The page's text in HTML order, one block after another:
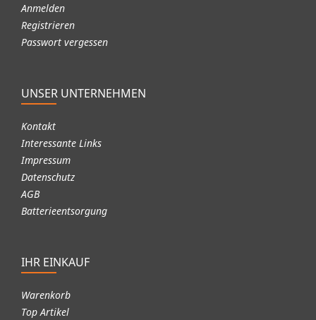
Anmelden
Registrieren
Passwort vergessen
UNSER UNTERNEHMEN
Kontakt
Interessante Links
Impressum
Datenschutz
AGB
Batterieentsorgung
IHR EINKAUF
Warenkorb
Top Artikel